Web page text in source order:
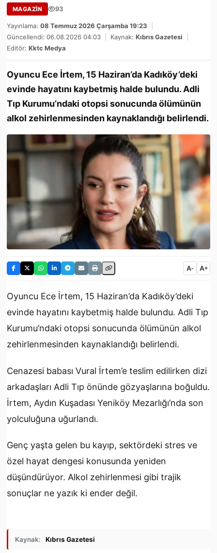
MAGAZİN 93
Yayınlama: 08 Temmuz 2026 Çarşamba 19:23
Güncellendi: 06.08.2026 04:03
Kaynak: Kıbrıs Gazetesi
Editör: Kktc Medya
Oyuncu Ece İrtem, 15 Haziran’da Kadıköy’deki
evinde hayatını kaybetmiş halde bulundu. Adli
Tıp Kurumu’ndaki otopsi sonucunda ölümünün
alkol zehirlenmesinden kaynaklandığı belirlendi.
A- A+
Oyuncu Ece İrtem, 15 Haziran’da Kadıköy’deki
evinde hayatını kaybetmiş halde bulundu. Adli Tıp
Kurumu’ndaki otopsi sonucunda ölümünün alkol
zehirlenmesinden kaynaklandığı belirlendi.
Cenazesi babası Vural İrtem’e teslim edilirken dizi
arkadaşları Adli Tıp önünde gözyaşlarına boğuldu.
İrtem, Aydın Kuşadası Yeniköy Mezarlığı’nda son
yolculuğuna uğurlandı.
Genç yaşta gelen bu kayıp, sektördeki stres ve
özel hayat dengesi konusunda yeniden
düşündürüyor. Alkol zehirlenmesi gibi trajik
sonuçlar ne yazık ki ender değil.
Kaynak: Kıbrıs Gazetesi